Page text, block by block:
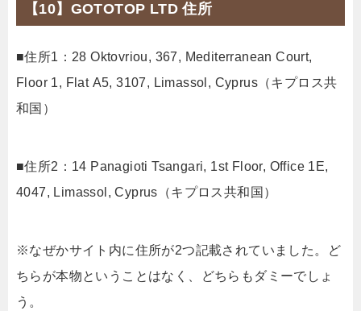
【10】GOTOTOP LTD 住所
■住所1：28 Oktovriou, 367, Mediterranean Court,
Floor 1, Flat Α5, 3107, Limassol, Cyprus（キプロス共
和国）
■住所2：14 Panagioti Tsangari, 1st Floor, Office 1E,
4047, Limassol, Cyprus（キプロス共和国）
※なぜかサイト内に住所が2つ記載されていました。ど
ちらが本物ということはなく、どちらもダミーでしょ
う。